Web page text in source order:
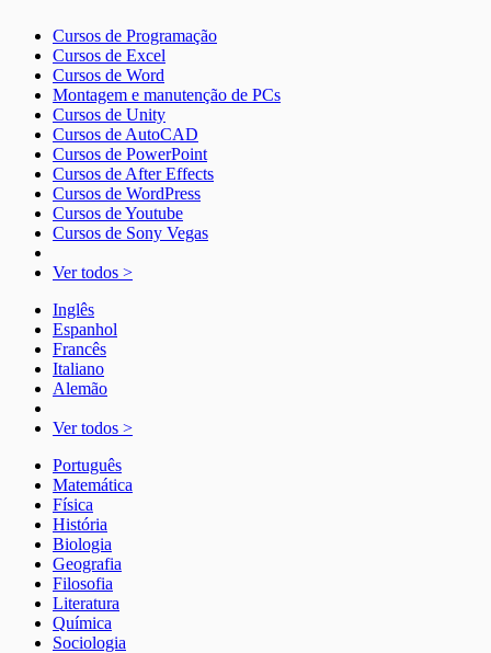
Cursos de Programação
Cursos de Excel
Cursos de Word
Montagem e manutenção de PCs
Cursos de Unity
Cursos de AutoCAD
Cursos de PowerPoint
Cursos de After Effects
Cursos de WordPress
Cursos de Youtube
Cursos de Sony Vegas
Ver todos >
Inglês
Espanhol
Francês
Italiano
Alemão
Ver todos >
Português
Matemática
Física
História
Biologia
Geografia
Filosofia
Literatura
Química
Sociologia